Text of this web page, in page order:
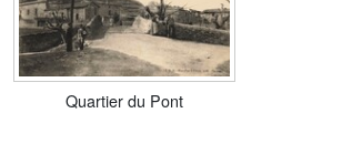
Quartier du Pont